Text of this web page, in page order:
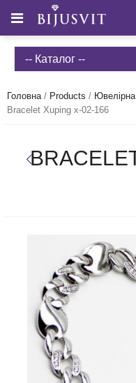
-- Каталог --
Головна/ Products /
Bracelet Xuping x-02-166